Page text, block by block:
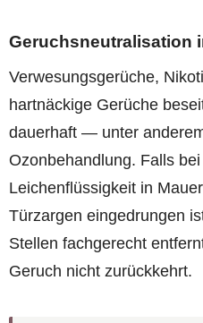
Geruchsneutralisation
Verwesungsgerüche,
hartnäckige Gerüche
dauerhaft — unter
Ozonbehandlung. Falls
Leichenflüssigkeit in
Türzargen eingedrungen
Stellen fachgerecht
Geruch nicht zurückkehrt.